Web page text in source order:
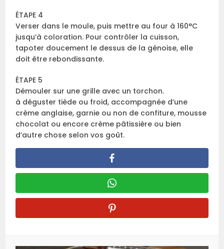
ÉTAPE 4
Verser dans le moule, puis mettre au four à 160°C
jusqu’à coloration. Pour contrôler la cuisson,
tapoter doucement le dessus de la génoise, elle
doit être rebondissante.
ÉTAPE 5
Démouler sur une grille avec un torchon.
à déguster tiède ou froid, accompagnée d’une
crème anglaise, garnie ou non de confiture, mousse
chocolat ou encore crème pâtissière ou bien
d’autre chose selon vos goût.